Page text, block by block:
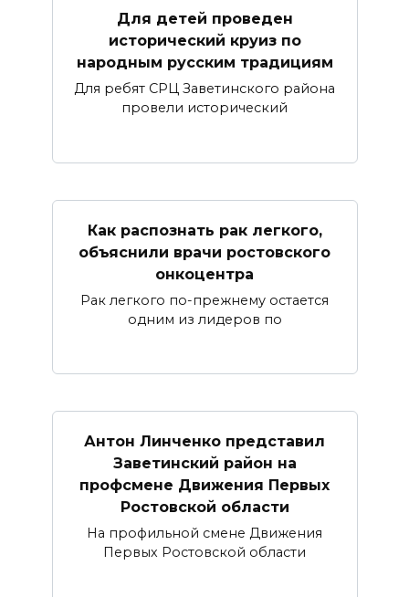
Для детей проведен
исторический круиз по
народным русским традициям
Для ребят СРЦ Заветинского района
провели исторический
Как распознать рак легкого,
объяснили врачи ростовского
онкоцентра
Рак легкого по-прежнему остается
одним из лидеров по
Антон Линченко представил
Заветинский район на
профсмене Движения Первых
Ростовской области
На профильной смене Движения
Первых Ростовской области